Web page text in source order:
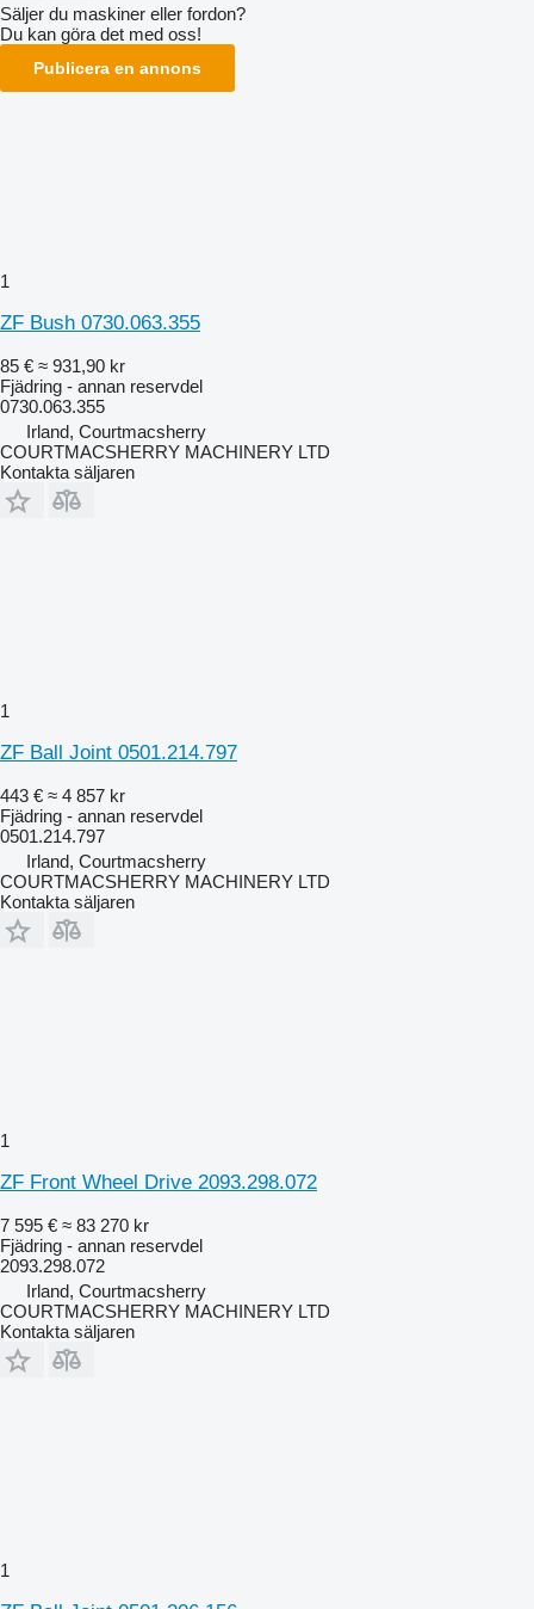
Säljer du maskiner eller fordon?
Du kan göra det med oss!
Publicera en annons
1
ZF Bush 0730.063.355
85 € ≈ 931,90 kr
Fjädring - annan reservdel
0730.063.355
Irland, Courtmacsherry
COURTMACSHERRY MACHINERY LTD
Kontakta säljaren
1
ZF Ball Joint 0501.214.797
443 € ≈ 4 857 kr
Fjädring - annan reservdel
0501.214.797
Irland, Courtmacsherry
COURTMACSHERRY MACHINERY LTD
Kontakta säljaren
1
ZF Front Wheel Drive 2093.298.072
7 595 € ≈ 83 270 kr
Fjädring - annan reservdel
2093.298.072
Irland, Courtmacsherry
COURTMACSHERRY MACHINERY LTD
Kontakta säljaren
1